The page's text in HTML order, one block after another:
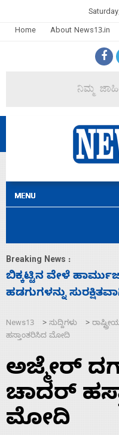
Home
About News13.in
Breaking News :
ನಾಗೇಂದ್ರ ರಾಜೀನಾಮೆ
ಬಿಡೆವು: ಛಲವಾದಿ
News13 > ಸುದ್ದಿಗಳು >
ಹಸ್ತಾಂತರಿಸಿದ ಮೋದಿ
ಅಜ್ಮೇರ್‌
ಚಾದರ್‌
ಮೋದಿ